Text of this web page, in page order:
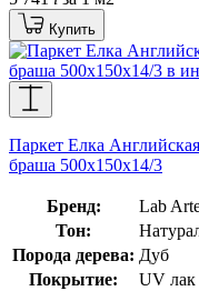
Купить
Паркет Елка
браша 500х150х14/3
Бренд:
Lab
Тон:
Порода дерева: Дуб
Покрытие:
UV лак